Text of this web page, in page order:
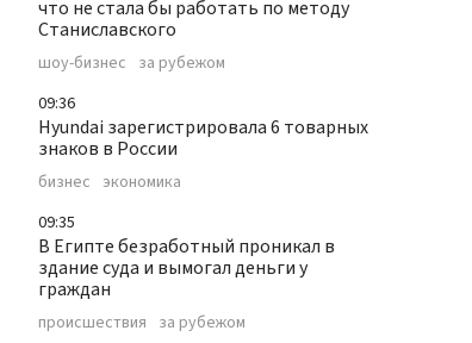
что не стала бы работать по методу
Станиславского
шоу-бизнес за рубежом
09:36
Hyundai зарегистрировала 6 товарных
знаков в России
бизнес экономика
09:35
В Египте безработный проникал в
здание суда и вымогал деньги у
граждан
происшествия за рубежом